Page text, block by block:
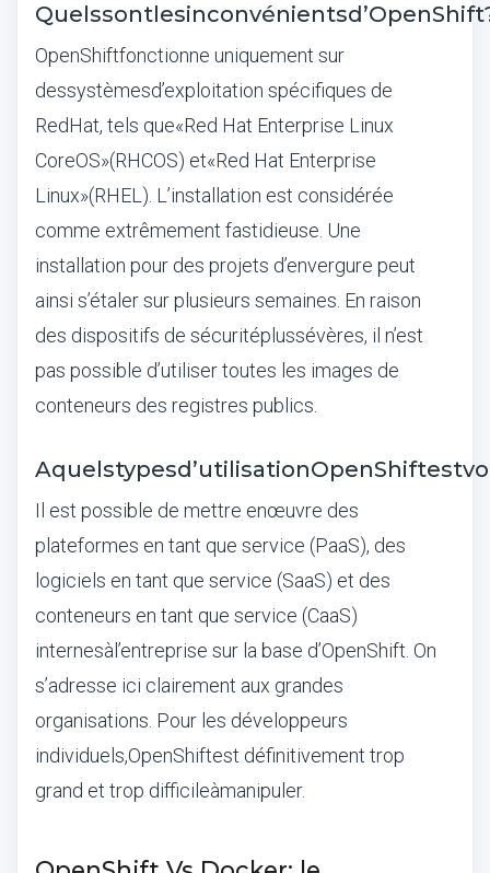
Quelssontlesinconvénientsd’OpenShift
OpenShiftfonctionne uniquement sur
dessystèmesd’exploitation spécifiques de
RedHat, tels que«Red Hat Enterprise Linux
CoreOS»(RHCOS) et«Red Hat Enterprise
Linux»(RHEL). L ’installation est considérée
comme extrêmement fastidieuse. Une
installation pour des projets d’envergure peut
ainsi s’étaler sur plusieurs semaines. En raison
des dispositifs de sécuritéplussévères, il n’est
pas possible d’utiliser toutes les images de
conteneurs des registres publics.
Aquelstypesd’utilisationOpenShiftest
Il est possible de mettre enœuvre des
plateformes en tant que service (PaaS), des
logiciels en tant que service (SaaS) et des
conteneurs en tant que service (CaaS)
internesà ’entreprise sur la base d’OpenShift. On
s’adresse ici clairement aux grandes
organisations. Pour les développeurs
individuels,OpenShiftest définitivement trop
grand et trop difficileàmanipuler.